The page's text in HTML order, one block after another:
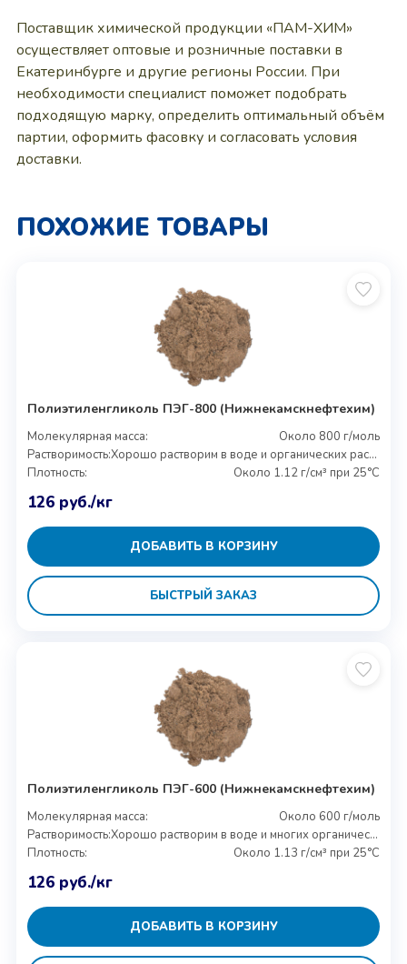
Поставщик химической продукции «ПАМ-ХИМ»
осуществляет оптовые и розничные поставки в
Екатеринбурге и другие регионы России. При
необходимости специалист поможет подобрать
подходящую марку, определить оптимальный объём
партии, оформить фасовку и согласовать условия
доставки.
ПОХОЖИЕ ТОВАРЫ
Полиэтиленгликоль ПЭГ-800 (Нижнекамскнефтехим)
Молекулярная масса:
Около 800 г/моль
Растворимость:
Хорошо растворим в воде и органических растворителях
Плотность:
Около 1.12 г/см³ при 25°C
126 руб./кг
ДОБАВИТЬ В КОРЗИНУ
БЫСТРЫЙ ЗАКАЗ
Полиэтиленгликоль ПЭГ-600 (Нижнекамскнефтехим)
Молекулярная масса:
Около 600 г/моль
Растворимость:
Хорошо растворим в воде и многих органических растворителях
Плотность:
Около 1.13 г/см³ при 25°C
126 руб./кг
ДОБАВИТЬ В КОРЗИНУ